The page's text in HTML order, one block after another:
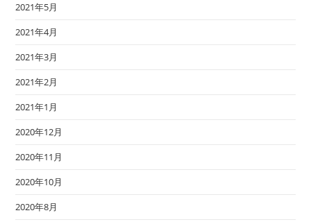
2021年5月
2021年4月
2021年3月
2021年2月
2021年1月
2020年12月
2020年11月
2020年10月
2020年8月